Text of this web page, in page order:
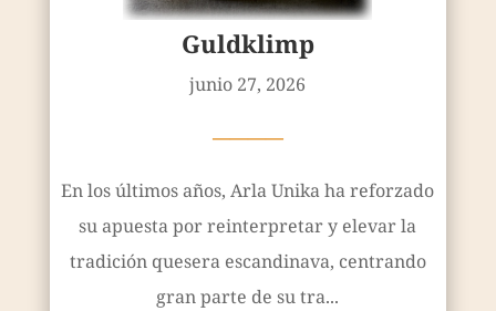
Guldklimp
junio 27, 2026
————
En los últimos años, Arla Unika ha reforzado
su apuesta por reinterpretar y elevar la
tradición quesera escandinava, centrando
gran parte de su tra...